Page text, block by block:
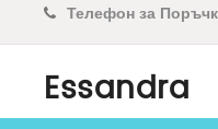
Телефон за
Essandra